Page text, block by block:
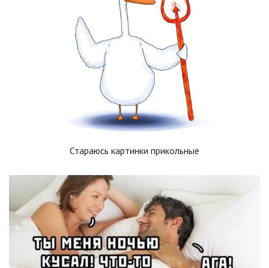
Стараюсь картинки прикольные